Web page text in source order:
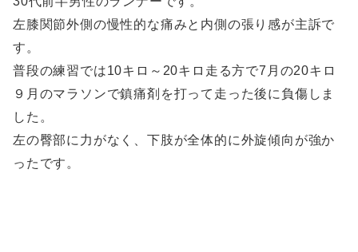
左膝関節外側の慢性的な痛みと内側の張り感が主訴で
す。
普段の練習では10キロ～20キロ走る方で7月の20キロ
９月のマラソンで鎮痛剤を打って走った後に負傷しま
した。
左の臀部に力がなく、下肢が全体的に外旋傾向が強か
ったです。